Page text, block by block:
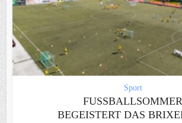
Sport
FUSSBALLSOMMER B
EGEISTERT DAS